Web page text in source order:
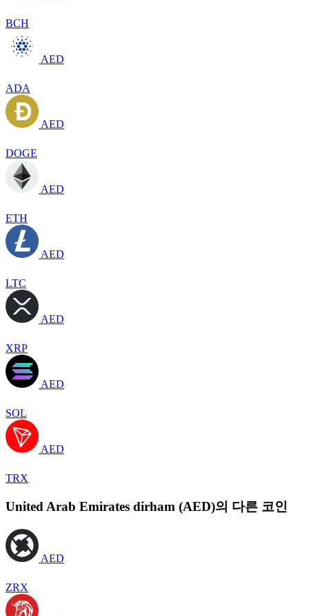
BCH
AED
ADA
AED
DOGE
AED
ETH
AED
LTC
AED
XRP
AED
SOL
AED
TRX
United Arab Emirates dirham (AED)의 다른 코인
AED
ZRX